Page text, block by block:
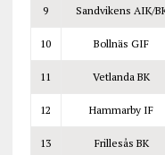
9 Sandvikens AIK/
10 Bollnäs GIF
11 Vetlanda BK
12 Hammarby IF
13 Frillesås BK